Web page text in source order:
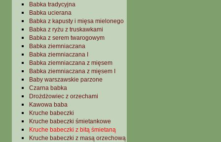
Babka tradycyjna
Babka ucierana
Babka z kapusty i mięsa mielonego
Babka z ryżu z truskawkami
Babka z serem twarogowym
Babka ziemniaczana
Babka ziemniaczana I
Babka ziemniaczana z mięsem
Babka ziemniaczana z mięsem I
Baby warszawskie parzone
Czarna babka
Drożdżowiec z orzechami
Kawowa baba
Kruche babeczki
Kruche babeczki śmietankowe
Kruche babeczki z bitą śmietaną
Kruche babeczki z masą orzechową